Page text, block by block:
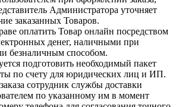
Администратора уточняет
заказанных Товаров.
оплатить Товар онлайн посредством
денег, наличными при
безналичным способом.
подготовить необходимый пакет
по счету для юридических лиц и ИП.
сотрудник службы доставки
по указанному им в момент